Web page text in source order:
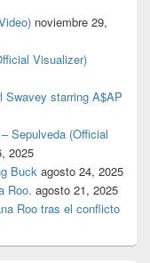
noviembre 29,
Visualizer)
Swavey starring A$AP
Sepulveda (Official
2025
Buck agosto 24, 2025
Roo. agosto 21, 2025
Roo tras el conflicto